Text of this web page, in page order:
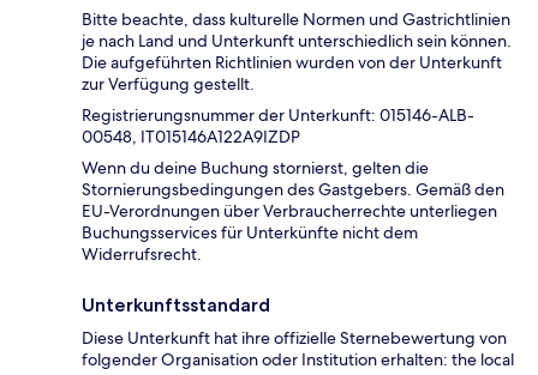
Bitte beachte, dass kulturelle Normen und Gastrichtlinien
je nach Land und Unterkunft unterschiedlich sein können.
Die aufgeführten Richtlinien wurden von der Unterkunft
zur Verfügung gestellt.
Registrierungsnummer der Unterkunft: 015146-ALB-
00548, IT015146A122A9IZDP
Wenn du deine Buchung stornierst, gelten die
Stornierungsbedingungen des Gastgebers. Gemäß den
EU-Verordnungen über Verbraucherrechte unterliegen
Buchungsservices für Unterkünfte nicht dem
Widerrufsrecht.
Unterkunftsstandard
Diese Unterkunft hat ihre offizielle Sternebewertung von
folgender Organisation oder Institution erhalten: the local